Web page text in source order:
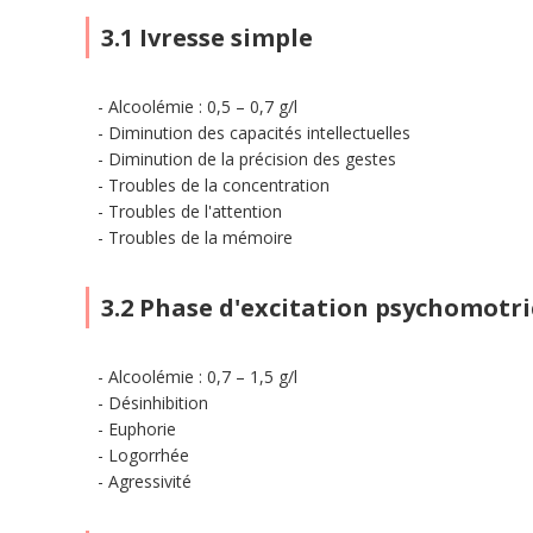
3.1 Ivresse simple
Alcoolémie : 0,5 – 0,7 g/l
Diminution des capacités intellectuelles
Diminution de la précision des gestes
Troubles de la concentration
Troubles de l'attention
Troubles de la mémoire
3.2 Phase d'excitation
Alcoolémie : 0,7 – 1,5 g/l
Désinhibition
Euphorie
Logorrhée
Agressivité